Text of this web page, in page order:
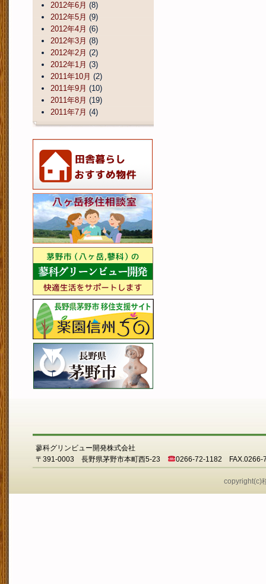
2012年6月 (8)
2012年5月 (9)
2012年4月 (6)
2012年3月 (8)
2012年2月 (2)
2012年1月 (3)
2011年10月 (2)
2011年9月 (10)
2011年8月 (19)
2011年7月 (4)
蓼科グリンビュー開発株式会社
〒391-0003 長野県茅野市本町西5-23
0266-72-1182 FAX.0266-
copyright(c)